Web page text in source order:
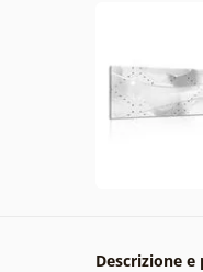
Descrizione